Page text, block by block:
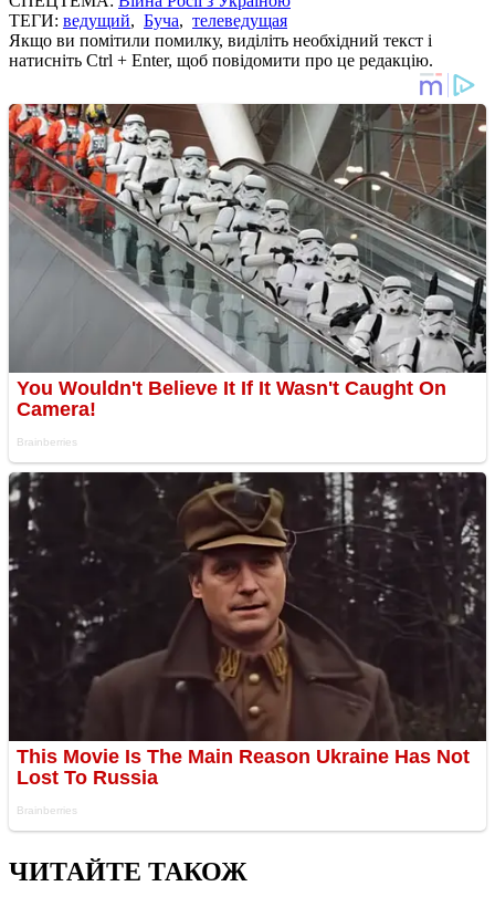
ТЕГИ: ведущий, Буча, телеведущая
Якщо ви помітили помилку, виділіть необхідний текст і
натисніть Ctrl + Enter, щоб повідомити про це редакцію.
ЧИТАЙТЕ ТАКОЖ